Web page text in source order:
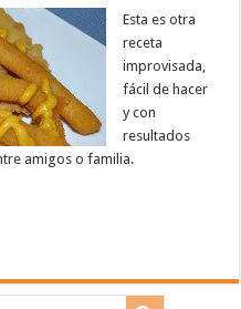
Esta es otra
receta
improvisada,
fácil de hacer
y con
resultados
amigos o familia.